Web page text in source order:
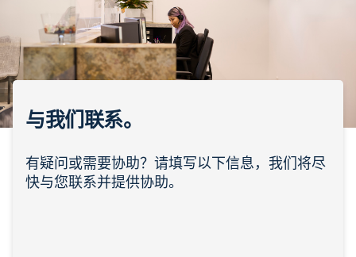
与我们联系。
有疑问或需要协助？请填写以下信息，我们将尽
快与您联系并提供协助。